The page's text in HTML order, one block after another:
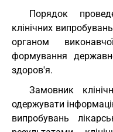
Порядок
клінічних
органом
формування
здоров'я.
Замовник
одержувати
випробувань